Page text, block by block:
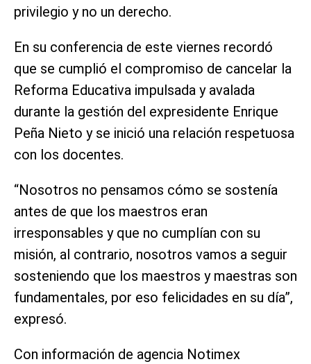
privilegio y no un derecho.
En su conferencia de este viernes recordó
que se cumplió el compromiso de cancelar la
Reforma Educativa impulsada y avalada
durante la gestión del expresidente Enrique
Peña Nieto y se inició una relación respetuosa
con los docentes.
“Nosotros no pensamos cómo se sostenía
antes de que los maestros eran
irresponsables y que no cumplían con su
misión, al contrario, nosotros vamos a seguir
sosteniendo que los maestros y maestras son
fundamentales, por eso felicidades en su día”,
expresó.
Con información de agencia Notimex